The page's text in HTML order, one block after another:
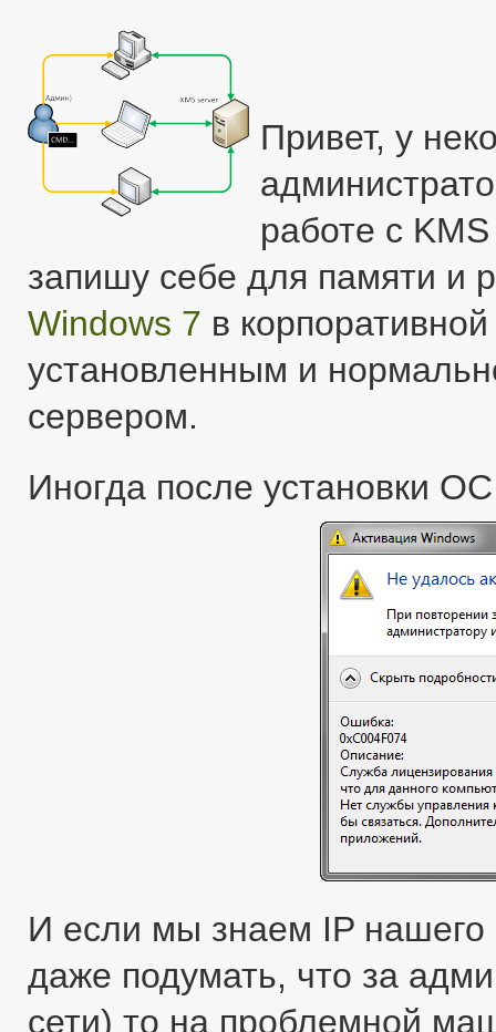
Привет, у
работе с
запишу себе для памяти и
Windows 7 в
установленным и
сервером.
Иногда после установки
И если мы знаем IP нашего
даже подумать, что за
сети) то на проблемной